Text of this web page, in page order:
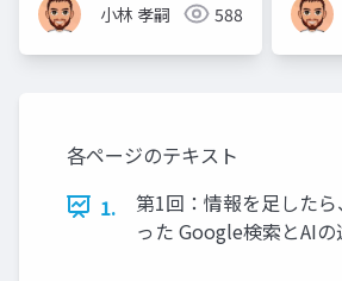
小林 孝嗣 588
各ページのテキスト
1.
第1回：情報を足した
った Google検索とAIの